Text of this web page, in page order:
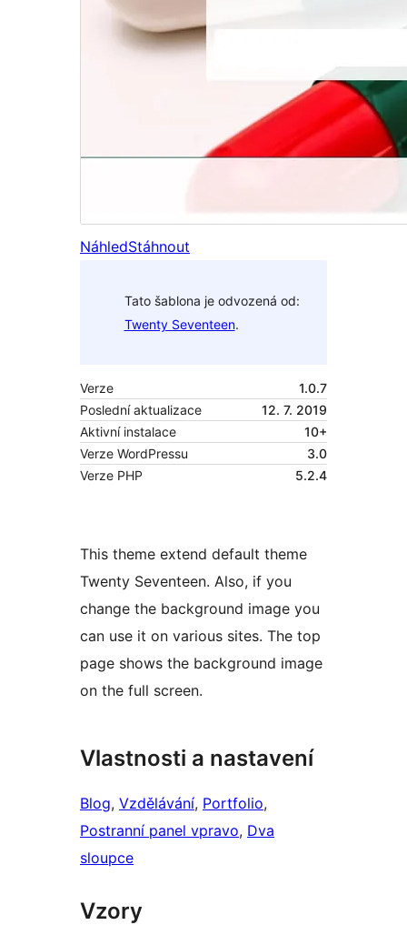
NáhledStáhnout
Tato šablona je odvozená od:
Twenty Seventeen.
Verze
1.0.7
Poslední aktualizace
12. 7. 2019
Aktivní instalace
10+
Verze WordPressu
3.0
Verze PHP
5.2.4
This theme extend default theme
Twenty Seventeen. Also, if you
change the background image you
can use it on various sites. The top
page shows the background image
on the full screen.
Vlastnosti a nastavení
Blog, Vzdělávání, Portfolio
Postranní panel vpravo, Dva
sloupce
Vzory